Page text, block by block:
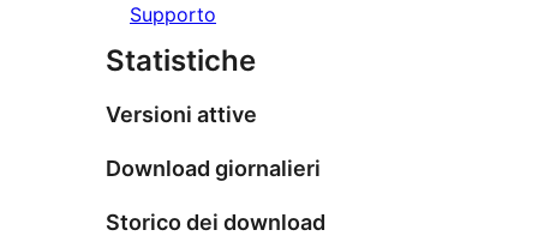
Supporto
Statistiche
Versioni attive
Download giornalieri
Storico dei download